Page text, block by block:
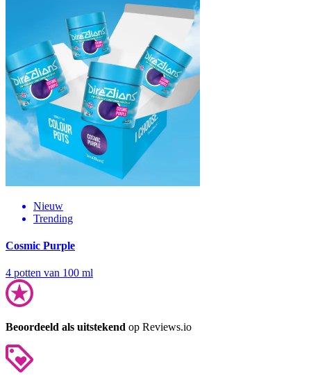
Nieuw
Trending
Cosmic Purple
4 potten van 100 ml
Beoordeeld als uitstekend op Reviews.io